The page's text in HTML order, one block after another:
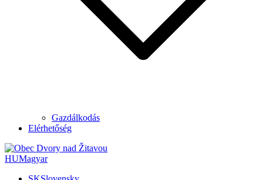
Gazdálkodás
Elérhetőség
HUMagyar